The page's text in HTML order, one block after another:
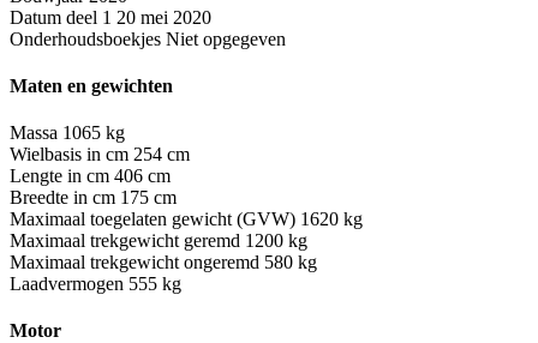
Datum deel 1 20 mei 2020
Onderhoudsboekjes Niet opgegeven
Maten en gewichten
Massa 1065 kg
Wielbasis in cm 254 cm
Lengte in cm 406 cm
Breedte in cm 175 cm
Maximaal toegelaten gewicht (GVW) 1620 kg
Maximaal trekgewicht geremd 1200 kg
Maximaal trekgewicht ongeremd 580 kg
Laadvermogen 555 kg
Motor